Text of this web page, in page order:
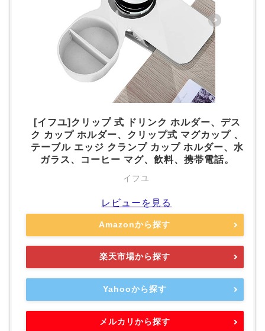
[イフユ]クリップ 式 ドリンク ホルダー、デス
ク カップ ホルダー、クリップ式 マグカップ 、
テーブル エッジ クランプ カップ ホルダー、水
ガラス、コーヒー マグ、飲料、携帯電話。
イフユ
レビューを見る
Amazonから探す
楽天市場から探す
Yahooから探す
メルカリから探す